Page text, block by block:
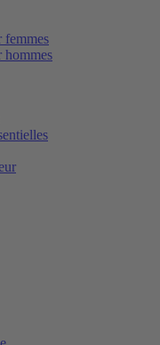
femmes
hommes